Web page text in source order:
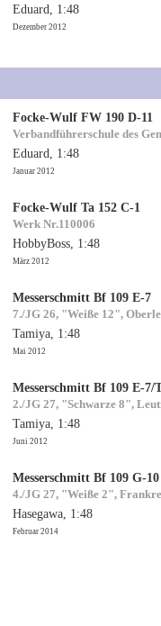
Eduard, 1:48
Dezember 2012
Focke-Wulf FW 190 D-11
Verbandführerschule des
Eduard, 1:48
Januar 2012
Focke-Wulf Ta 152 C-1
Werk Nr.110006
HobbyBoss, 1:48
März 2012
Messerschmitt Bf 109 E-7
7./JG 26, "Weiße 12",
Tamiya, 1:48
Mai 2012
Messerschmitt Bf 109 E-7/
2./JG 27, "Schwarze 8",
Tamiya, 1:48
Juni 2012
Messerschmitt Bf 109 G-10
4./JG 27, "Weiße 2",
Hasegawa, 1:48
Februar 2014